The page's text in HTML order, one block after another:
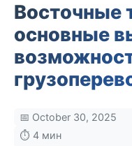
Восточные
основные
📅 October 30, 2025
⏱️ 4 мин